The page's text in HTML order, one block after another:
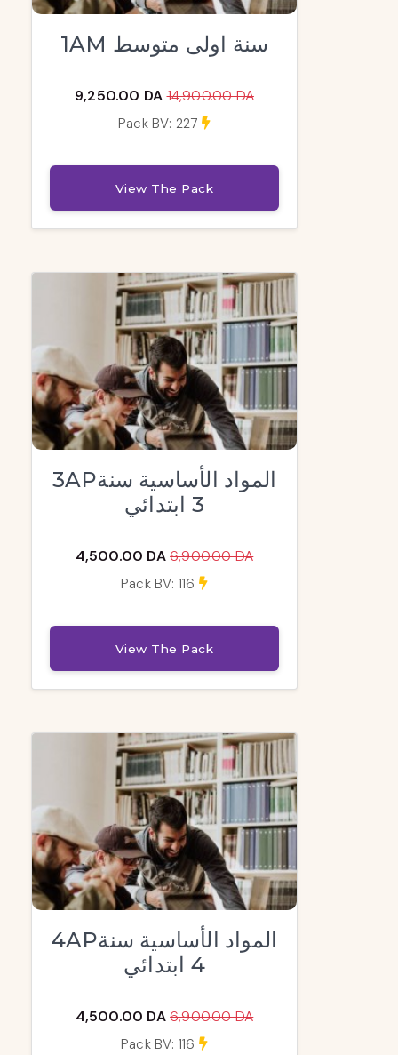
1AM سنة اولى متوسط
9,250.00 DA 14,900.00 DA
Pack BV: 227
View The Pack
3APالمواد الأساسية سنة
3 ابتدائي
4,500.00 DA 6,900.00 DA
Pack BV: 116
View The Pack
4APالمواد الأساسية سنة
4 ابتدائي
4,500.00 DA 6,900.00 DA
Pack BV: 116